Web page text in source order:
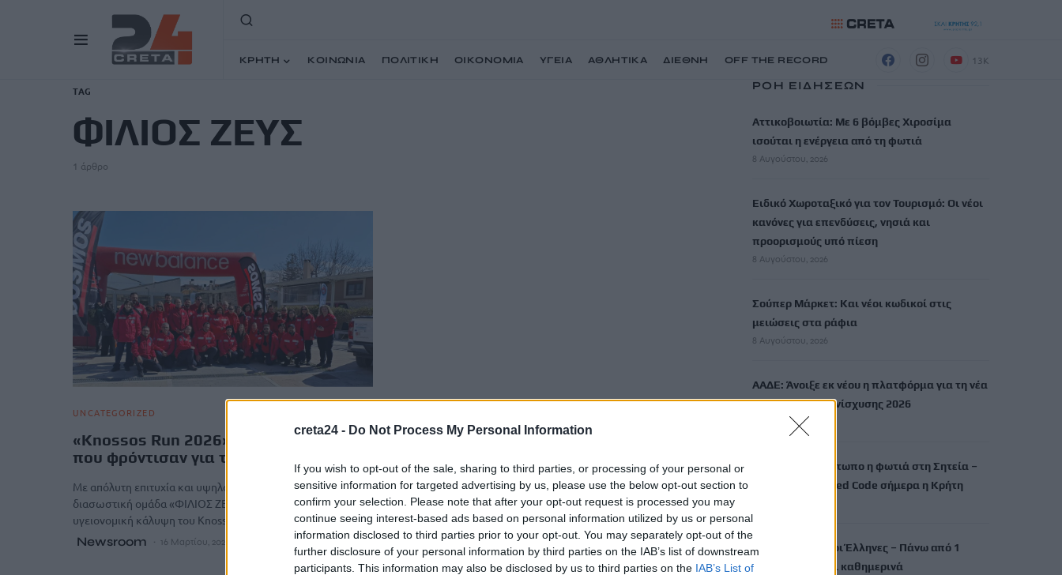
creta24 - Do Not Process My Personal Information
If you wish to opt-out of the sale, sharing to third parties, or processing of your personal or
sensitive information for targeted advertising by us, please use the below opt-out section to
confirm your selection. Please note that after your opt-out request is processed you may
continue seeing interest-based ads based on personal information utilized by us or personal
information disclosed to third parties prior to your opt-out. You may separately opt-out of the
further disclosure of your personal information by third parties on the IAB’s list of downstream
participants. This information may also be disclosed by us to third parties on the IAB’s List of
ΚΡΗΤΗ ΚΟΙΝΩΝΙΑ ΠΟΛΙΤΙΚΗ ΟΙΚΟΝΟΜΙΑ ΥΓΕΙΑ ΑΘΛΗΤΙΚΑ ΔΙΕΘΝΗ OFF THE RECORD 13K
TAG
ΦΙΛΙΟΣ ΖΕΥΣ
1 άρθρο
UNCATEGORIZED
«Knossos Run 2026»: Οι διασώστες
που φρόντισαν για την ασφάλεια όλων
Με απόλυτη επιτυχία και υψηλό αίσθημα ευθύνης, η
διασωστική ομάδα «ΦΙΛΙΟΣ ΖΕΥΣ»ολοκλήρωσε την
υγειονομική κάλυψη του Knossos Run…
Newsroom 16 Μαρτίου, 2026
ΡΟΗ ΕΙΔΗΣΕΩΝ
Αττικοβοιωτία: Με 6 βόμβες Χιροσίμα
ισούται η ενέργεια από τη φωτιά
8 Αυγούστου, 2026
Ειδικό Χωροταξικό για τον Τουρισμό: Οι νέοι
κανόνες για επενδύσεις, νησιά και
προορισμούς υπό πίεση
8 Αυγούστου, 2026
Σούπερ Μάρκετ: Και νέοι κωδικοί στις
μειώσεις στα ράφια
8 Αυγούστου, 2026
ΑΑΔΕ: Άνοιξε εκ νέου η πλατφόρμα για τη νέα
Ενιαία Αίτηση Ενίσχυσης 2026
8 Αυγούστου, 2026
Χωρίς ενεργό μέτωπο η φωτιά στη Σητεία –
Σε κατάσταση Red Code σήμερα η Κρήτη
«Θεριακλήδες» οι Έλληνες – Πάνω από 1
στους 5 καπνίζει καθημερινά